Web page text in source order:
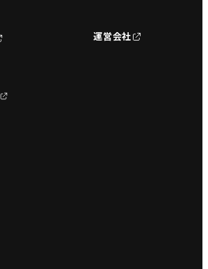
運営会社